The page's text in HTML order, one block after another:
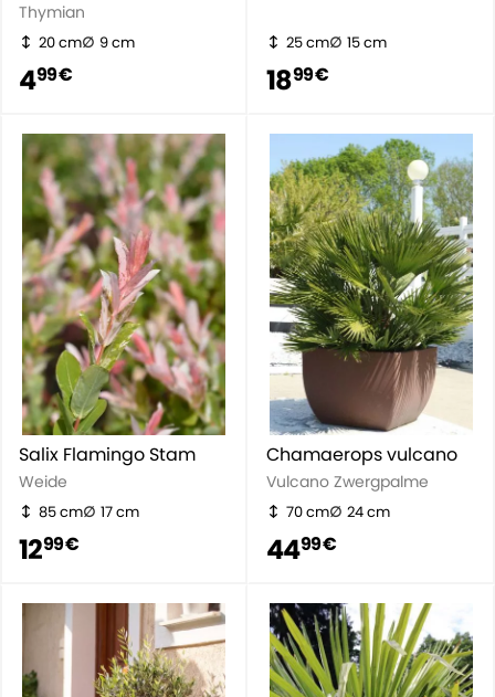
Thymian
20 cm 9 cm
499 €
25 cm 15 cm
1899 €
Salix Flamingo Stam
Weide
85 cm 17 cm
1299 €
Chamaerops vulcano
Vulcano Zwergpalme
70 cm 24 cm
4499 €